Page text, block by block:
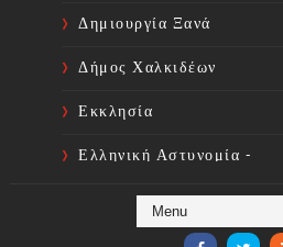
Δημιουργία Ξανά
Δήμος Χαλκιδέων
Εκκλησία
Ελληνική Αστυνομία -
Ενόργανη Γυμναστική